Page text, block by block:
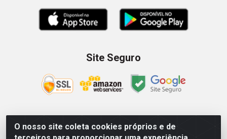
O nosso site coleta cookies próprios e de
Site Seguro
Zein Importação e Comércio LTDA - Av. Senador Queiróz, 274